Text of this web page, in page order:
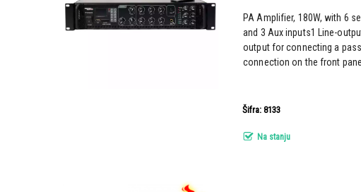
PA Amplifier, 180W, with 6
and 3 Aux inputs1 Line-
output for connecting a
connection on the front
Šifra: 8133
Na stanju